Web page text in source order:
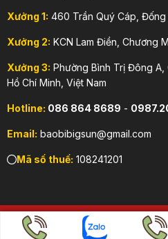
Xưởng 1: 460 Trần Quý Cáp, Đống
Xưởng 2: KCN Lam Điền, Chương
Xưởng 3: Phường Bình Trị Đông A,
Hồ Chí Minh, Việt Nam
Hotline: 086 864 8689 -
Email: baobibigsun@gmail.com
Mã số thuế: 108241201
Copyright 2026 © CÔNG TY
BÌ BIG